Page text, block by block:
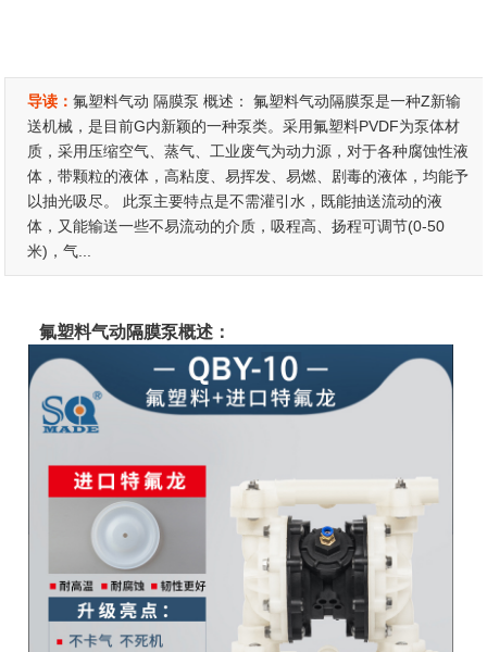
导读：氟塑料气动 隔膜泵 概述： 氟塑料气动隔膜泵是一种Z新输
送机械，是目前G内新颖的一种泵类。采用氟塑料PVDF为泵体材
质，采用压缩空气、蒸气、工业废气为动力源，对于各种腐蚀性液
体，带颗粒的液体，高粘度、易挥发、易燃、剧毒的液体，均能予
以抽光吸尽。 此泵主要特点是不需灌引水，既能抽送流动的液
体，又能输送一些不易流动的介质，吸程高、扬程可调节(0-50
米)，气...
氟塑料气动隔膜泵概述：